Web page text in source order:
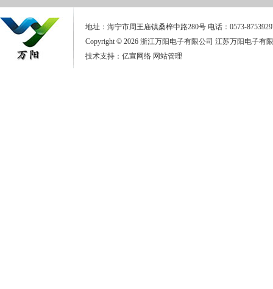
地址：海宁市周王庙镇桑梓中路280号 电话：0573-
Copyright © 2026 浙江万阳电子有限公司 江苏万阳电子有
技术支持： 亿宣网络 网站管理